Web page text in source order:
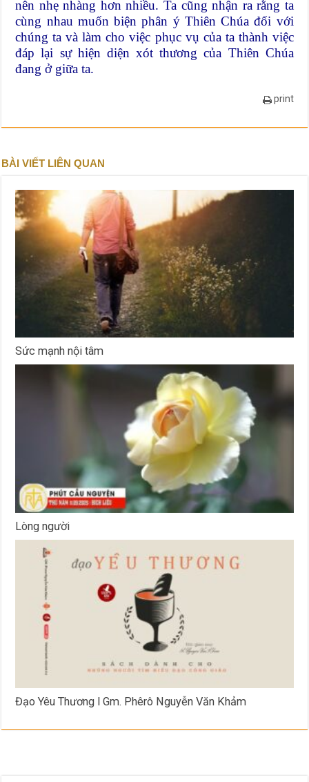
nên nhẹ nhàng hơn nhiều. Ta cũng nhận ra rằng ta
cùng nhau muốn biện phân ý Thiên Chúa đối với
chúng ta và làm cho việc phục vụ của ta thành việc
đáp lại sự hiện diện xót thương của Thiên Chúa
đang ở giữa ta.
print
BÀI VIẾT LIÊN QUAN
Sức mạnh nội tâm
Lòng người
Đạo Yêu Thương l Gm. Phêrô Nguyễn Văn Khảm